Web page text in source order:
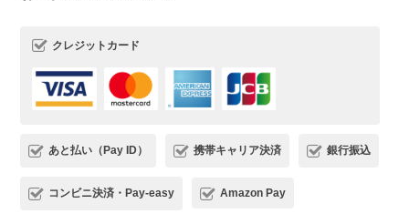
ただけましたら幸いです。 またご縁が
いただけることを、心よりお待ちしてお
ります。
クレジットカード
あと払い（Pay ID） 携帯キャリア決済 銀行振込
コンビニ決済・Pay-easy Amazon Pay